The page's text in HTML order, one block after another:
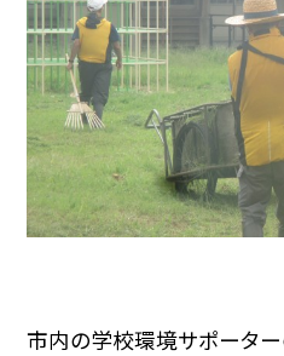
市内の学校環境サポータ